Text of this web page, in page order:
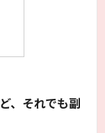
、それでも副